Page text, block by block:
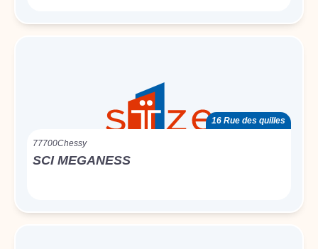
16 Rue des quilles
77700Chessy
SCI MEGANESS